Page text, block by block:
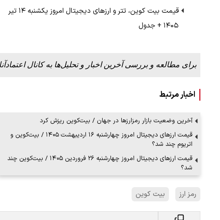
قیمت بیت کوین، تتر و ارز‌های دیجیتال امروز یکشنبه ۱۴ تیر
۱۴۰۵ + جدول
برای مطالعه و بررسی آخرین اخبار و تحلیل‌ها به کانال
اخبار مرتبط
آخرین وضعیت بازار رمزارزها در جهان / بیت‌کوین ریزش کرد
قیمت ارز‌های دیجیتال امروز چهارشنبه ۱۶ اردیبهشت ۱۴۰۵ / بیت‌کوین و
اتریوم چند شد؟
قیمت ارز‌های دیجیتال امروز چهارشنبه ۲۶ فروردین ۱۴۰۵ / بیت‌کوین چند
شد؟
رمز ارز بیت کوین
۱۳ مرداد ۱۴۰۵